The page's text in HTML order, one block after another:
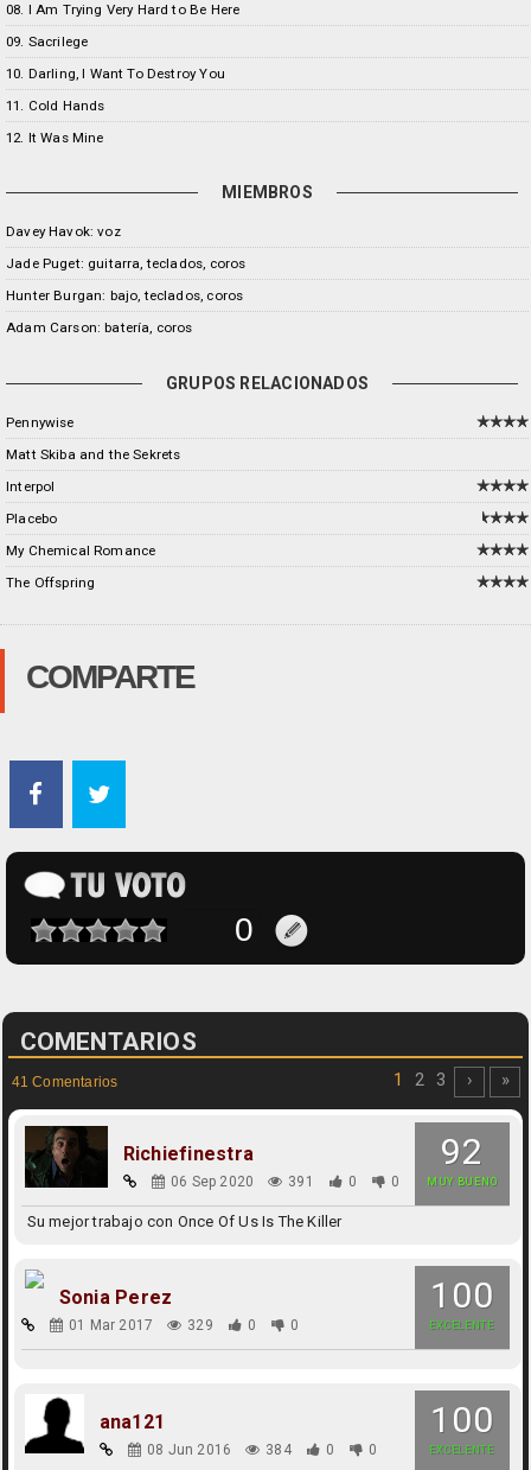
08. I Am Trying Very Hard to Be Here
09. Sacrilege
10. Darling, I Want To Destroy You
11. Cold Hands
12. It Was Mine
MIEMBROS
Davey Havok: voz
Jade Puget: guitarra, teclados, coros
Hunter Burgan: bajo, teclados, coros
Adam Carson: batería, coros
GRUPOS RELACIONADOS
Pennywise
Matt Skiba and the Sekrets
Interpol
Placebo
My Chemical Romance
The Offspring
COMPARTE
COMENTARIOS
41 Comentarios 1 2 3 › »
92
MUY BUENO
Richiefinestra
06 Sep 2020 391 0 0
Su mejor trabajo con Once Of Us Is The Killer
100
EXCELENTE
Sonia Perez
01 Mar 2017 329 0 0
100
EXCELENTE
ana121
08 Jun 2016 384 0 0